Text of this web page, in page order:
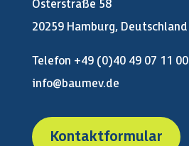
Osterstraße 58
20259 Hamburg, Deutschland
Telefon +49 (0)40 49 07 11 00
info@baumev.de
Kontaktformular